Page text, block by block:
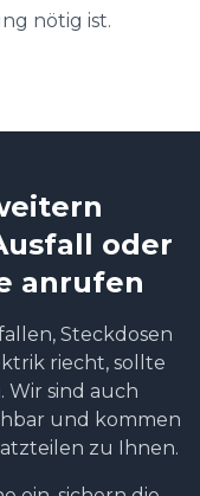
nötig ist.
oder
anrufen
Steckdosen
riecht, sollte
sind auch
und kommen
zu Ihnen.